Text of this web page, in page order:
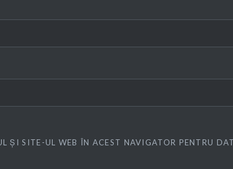
ȘI SITE-UL WEB ÎN ACEST NAVIGATOR PENTRU